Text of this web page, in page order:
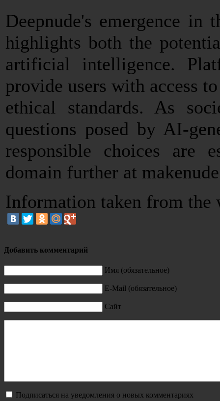
Deepnude's emergence in
highlights both the
artificial intelligence.
provide users with access
ethical standards. As
questions posed by AI-
responsible choices are
domain further at
Information taken from the
Добавить комментарий
Имя (обязательное)
E-Mail (обязательное)
Сайт
Подписаться на уведомления о новых комментариях